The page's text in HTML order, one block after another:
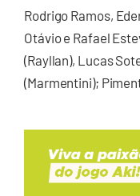
Rodrigo Ramos,
Otávio e Rafael
(Rayllan), Lucas
(Marmentini);